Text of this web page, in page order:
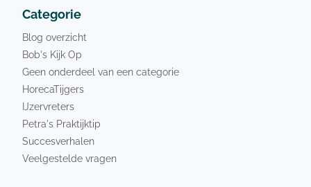
Categorie
Blog overzicht
Bob's Kijk Op
Geen onderdeel van een categorie
HorecaTijgers
IJzervreters
Petra's Praktijktip
Succesverhalen
Veelgestelde vragen